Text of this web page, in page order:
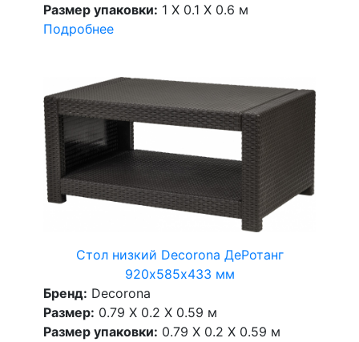
Размер упаковки: 1 X 0.1 X 0.6 м
Подробнее
Стол низкий Decorona ДеРотанг
920х585х433 мм
Бренд: Decorona
Размер: 0.79 X 0.2 X 0.59 м
Размер упаковки: 0.79 X 0.2 X 0.59 м